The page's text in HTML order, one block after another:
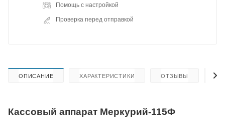
Помощь с настройкой
Проверка перед отправкой
ОПИСАНИЕ ХАРАКТЕРИСТИКИ ОТЗЫВЫ
Кассовый аппарат Меркурий-115Ф